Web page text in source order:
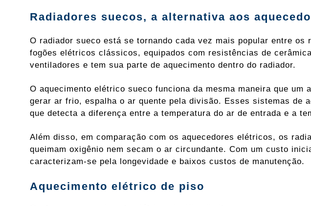
Radiadores suecos, a alternativa aos
O radiador sueco está se tornando cada vez mais popular entre
fogões elétricos clássicos, equipados com resistências de
ventiladores e tem sua parte de aquecimento dentro do radiador.
O aquecimento elétrico sueco funciona da mesma maneira que um
gerar ar frio, espalha o ar quente pela divisão. Esses sistemas de
que detecta a diferença entre a temperatura do ar de entrada e a
Além disso, em comparação com os aquecedores elétricos, os
queimam oxigênio nem secam o ar circundante. Com um custo
caracterizam-se pela longevidade e baixos custos de manutenção.
Aquecimento elétrico de piso